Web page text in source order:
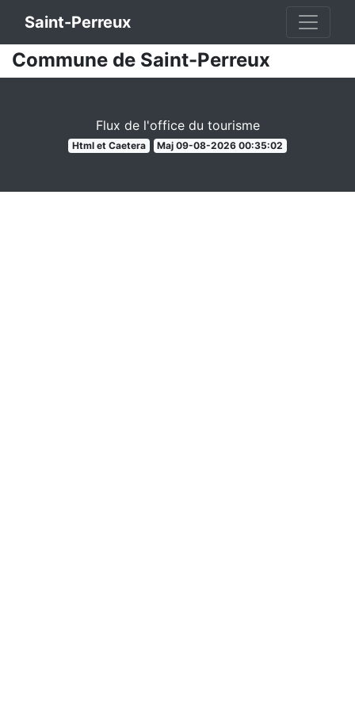
Saint-Perreux
Commune de Saint-Perreux
Flux de l'office du tourisme
Html et Caetera Maj 09-08-2026 00:35:02